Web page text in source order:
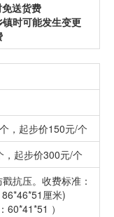
送货费
时可能发生变更
，起步价150元/个
起步价300元/个
抗压。收费标准：
厘米)
60*41*51 ）